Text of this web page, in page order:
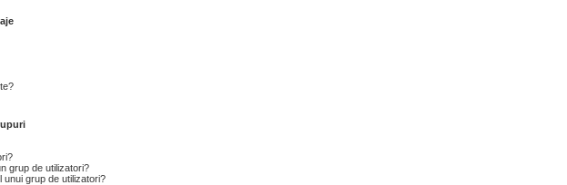
grup de utilizatori?
unui grup de utilizatori?